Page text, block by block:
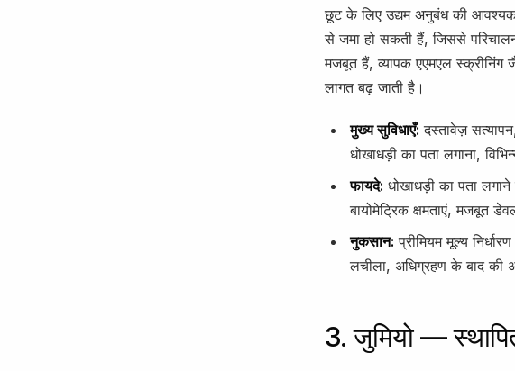
छूट के लिए उद्यम अनुबंध की
से जमा हो सकती हैं, जिससे
मजबूत हैं, व्यापक एएमएल
लागत बढ़ जाती है।
मुख्य सुविधाएँ: दस्तावेज़
धोखाधड़ी का पता लगाना,
फायदे: धोखाधड़ी का पता
बायोमेट्रिक क्षमताएं, मजबूत
नुकसान: प्रीमियम मूल्य
लचीला, अधिग्रहण के बाद की
3. जुमियो —